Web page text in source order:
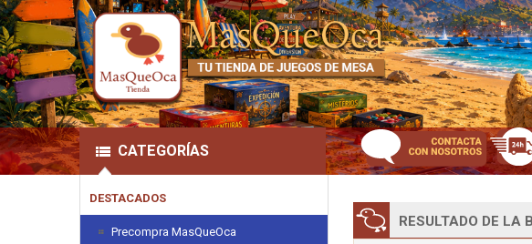
CATEGORÍAS
DESTACADOS
Precompra MasQueOca
RESULTADO DE LA